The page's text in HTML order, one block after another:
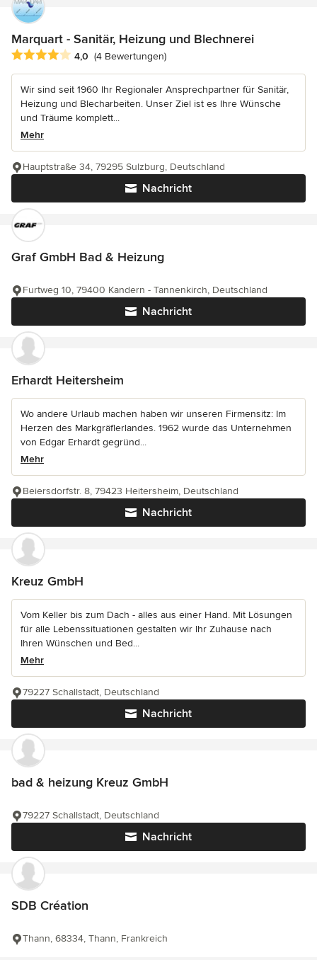
Marquart - Sanitär, Heizung und Blechnerei
Durchschnittliche Bewertung: 4 von 5 Sternen
4,0 (4 Bewertungen)
Wir sind seit 1960 Ihr Regionaler Ansprechpartner für Sanitär,
Heizung und Blecharbeiten. Unser Ziel ist es Ihre Wünsche
und Träume komplett...
Mehr
Nachricht
Hauptstraße 34, 79295 Sulzburg, Deutschland
Graf GmbH Bad & Heizung
Nachricht
Furtweg 10, 79400 Kandern - Tannenkirch, Deutschland
Erhardt Heitersheim
Wo andere Urlaub machen haben wir unseren Firmensitz: Im
Herzen des Markgräflerlandes. 1962 wurde das Unternehmen
von Edgar Erhardt gegründ...
Mehr
Nachricht
Beiersdorfstr. 8, 79423 Heitersheim, Deutschland
Kreuz GmbH
Vom Keller bis zum Dach - alles aus einer Hand. Mit Lösungen
für alle Lebenssituationen gestalten wir Ihr Zuhause nach
Ihren Wünschen und Bed...
Mehr
Nachricht
79227 Schallstadt, Deutschland
bad & heizung Kreuz GmbH
Nachricht
79227 Schallstadt, Deutschland
SDB Création
Thann, 68334, Thann, Frankreich